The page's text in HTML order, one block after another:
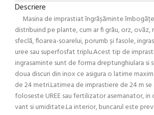
Descriere
Masina de imprastiat îngrășăminte
distribuind pe plante, cum ar fi grâu, orz, ovăz,
sfeclă, floarea-soarelui, porumb și fasole,
uree sau superfosfat triplu.Acest tip de
ingrasaminte sunt de forma dreptunghiulara
doua discuri din inox ce asigura o latime
de 24 metri.Latimea de imprastiere de 24 m
foloseste UREE sau fertilizator asemanator,
vant si umiditate.La interior, buncarul este